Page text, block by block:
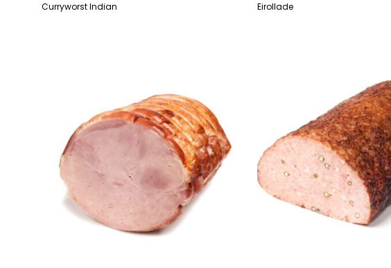
Curryworst Indian Eirollade